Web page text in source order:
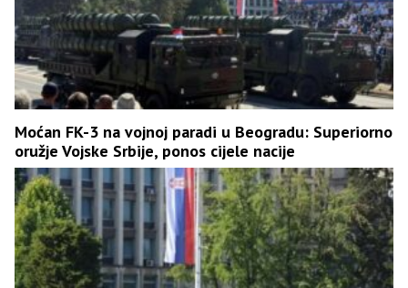
Moćan FK-3 na vojnoj paradi u Beogradu: Superiorno
oružje Vojske Srbije, ponos cijele nacije